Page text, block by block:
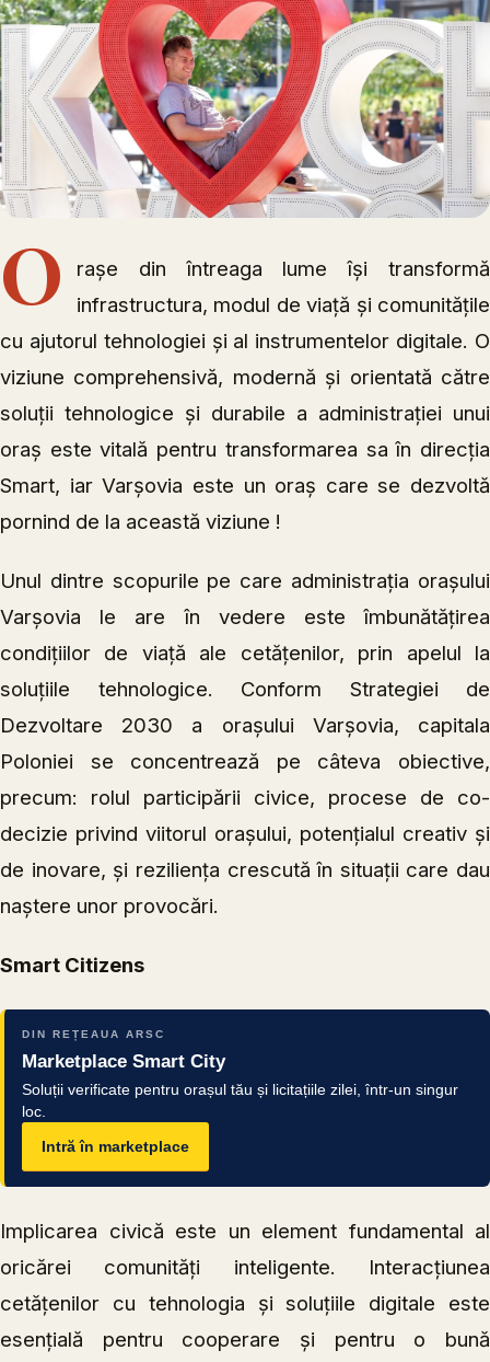
O
rașe din întreaga lume își transformă
infrastructura, modul de viață și comunitățile
cu ajutorul tehnologiei și al instrumentelor digitale. O
viziune comprehensivă, modernă și orientată către
soluții tehnologice și durabile a administrației unui
oraș este vitală pentru transformarea sa în direcția
Smart, iar Varșovia este un oraș care se dezvoltă
pornind de la această viziune !
Unul dintre scopurile pe care administrația orașului
Varșovia le are în vedere este îmbunătățirea
condițiilor de viață ale cetățenilor, prin apelul la
soluțiile tehnologice. Conform Strategiei de
Dezvoltare 2030 a orașului Varșovia, capitala
Poloniei se concentrează pe câteva obiective,
precum: rolul participării civice, procese de co-
decizie privind viitorul orașului, potențialul creativ și
de inovare, și reziliența crescută în situații care dau
naștere unor provocări.
Smart Citizens
DIN REȚEAUA ARSC
Marketplace Smart City
Soluții verificate pentru orașul tău și licitațiile zilei, într-un singur
loc.
Intră în marketplace
Implicarea civică este un element fundamental al
oricărei comunități inteligente. Interacțiunea
cetățenilor cu tehnologia și soluțiile digitale este
esențială pentru cooperare și pentru o bună